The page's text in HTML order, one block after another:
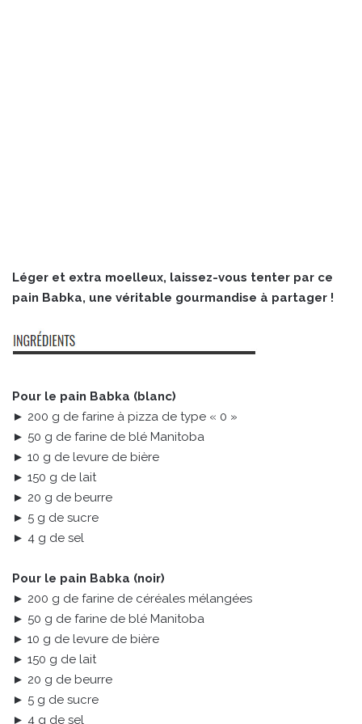
Léger et extra moelleux, laissez-vous tenter par ce
pain Babka, une véritable gourmandise à partager !
Pour le pain Babka (blanc)
► 200 g de farine à pizza de type « 0 »
► 50 g de farine de blé Manitoba
► 10 g de levure de bière
► 150 g de lait
► 20 g de beurre
► 5 g de sucre
► 4 g de sel
Pour le pain Babka (noir)
► 200 g de farine de céréales mélangées
► 50 g de farine de blé Manitoba
► 10 g de levure de bière
► 150 g de lait
► 20 g de beurre
► 5 g de sucre
► 4 g de sel